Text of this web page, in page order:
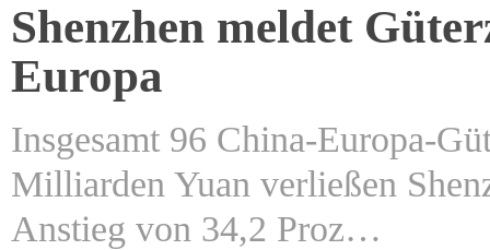
Shenzhen meldet
Europa
Insgesamt 96 China-Europa-
Milliarden Yuan verließen
Anstieg von 34,2 Proz…